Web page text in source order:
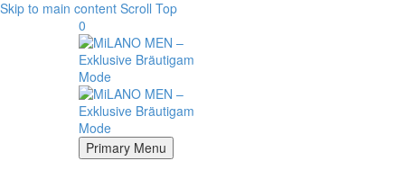
Skip to main content Scroll Top
0
Primary Menu